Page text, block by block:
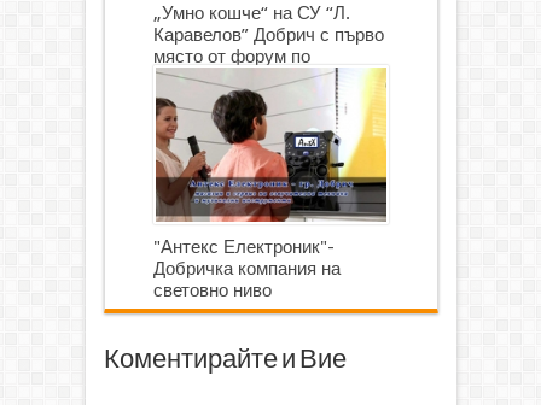
„Умно кошче“ на СУ “Л.
Каравелов” Добрич с първо
място от форум по
роботика
"Антекс Електроник"-
Добричка компания на
световно ниво
Коментирайте и Вие